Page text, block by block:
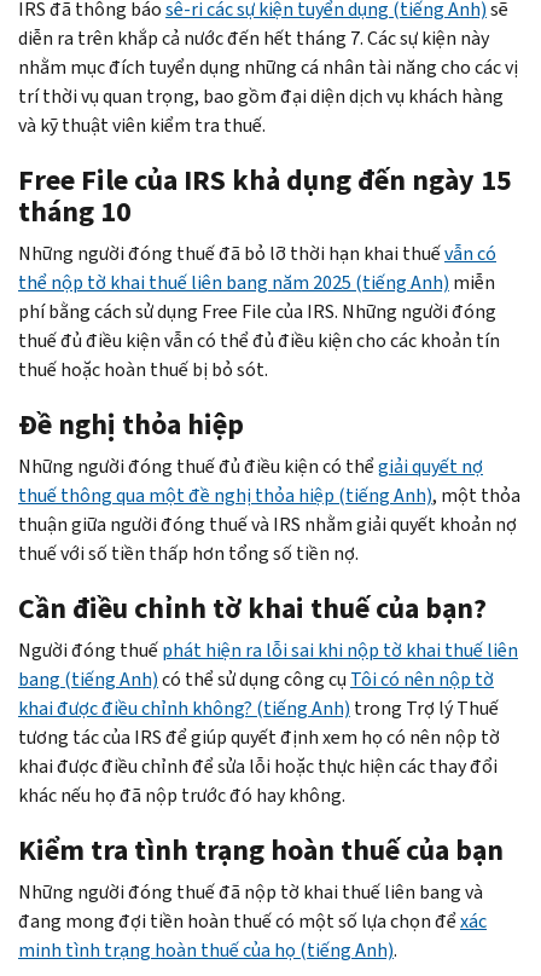
IRS đã thông báosê-ri các sự kiện tuyển dụng (tiếng Anh)sẽ
diễn ra trên khắp cả nước đến hết tháng 7. Các sự kiện này
nhằm mục đích tuyển dụng những cá nhân tài năng cho các vị
trí thời vụ quan trọng, bao gồm đại diện dịch vụ khách hàng
và kỹ thuật viên kiểm tra thuế.
Free File của IRS khả dụng đến ngày 15
tháng 10
Những người đóng thuế đã bỏ lỡ thời hạn khai thuếvẫn có
thể nộp tờ khai thuế liên bang năm 2025 (tiếng Anh) miễn
phí bằng cách sử dụng Free File của IRS. Những người đóng
thuế đủ điều kiện vẫn có thể đủ điều kiện cho các khoản tín
thuế hoặc hoàn thuế bị bỏ sót.
Đề nghị thỏa hiệp
Những người đóng thuế đủ điều kiện có thểgiải quyết nợ
thuế thông qua một đề nghị thỏa hiệp (tiếng Anh), một thỏa
thuận giữa người đóng thuế và IRS nhằm giải quyết khoản nợ
thuế với số tiền thấp hơn tổng số tiền nợ.
Cần điều chỉnh tờ khai thuế của bạn?
Người đóng thuếphát hiện ra lỗi sai khi nộp tờ khai thuế liên
bang (tiếng Anh)có thể sử dụng công cụ Tôi có nên nộp tờ
khai được điều chỉnh không? (tiếng Anh) trong Trợ lý Thuế
tương tác của IRS để giúp quyết định xem họ có nên nộp tờ
khai được điều chỉnh để sửa lỗi hoặc thực hiện các thay đổi
khác nếu họ đã nộp trước đó hay không.
Kiểm tra tình trạng hoàn thuế của bạn
Những người đóng thuế đã nộp tờ khai thuế liên bang và
đang mong đợi tiền hoàn thuế có một số lựa chọn đểxác
minh tình trạng hoàn thuế của họ (tiếng Anh).